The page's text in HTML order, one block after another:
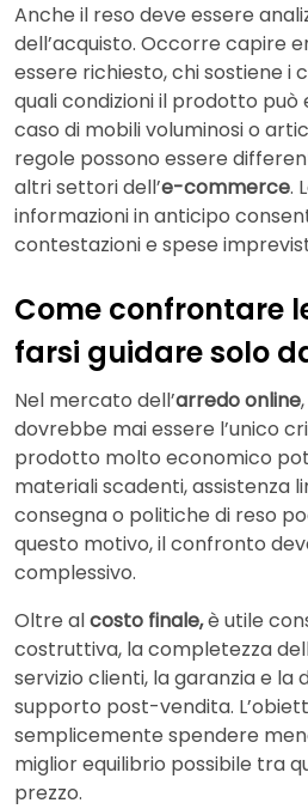
Anche il reso deve essere
dell’acquisto. Occorre capire
essere richiesto, chi sostiene i
quali condizioni il prodotto può
caso di mobili voluminosi o
regole possono essere
altri settori dell’e-commerce.
informazioni in anticipo
contestazioni e spese
Come confrontare
farsi guidare solo
Nel mercato dell’arredo online
dovrebbe mai essere l’unico
prodotto molto economico
materiali scadenti, assistenza
consegna o politiche di reso
questo motivo, il confronto
complessivo.
Oltre alcosto finale,è utile
costruttiva, la completezza
servizio clienti, la garanzia e la
supporto post-vendita.
semplicemente spendere
miglior equilibrio possibile tra
prezzo.